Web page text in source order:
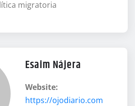
migratoria
Esaim Nájera
Website:
https://ojodiario.com